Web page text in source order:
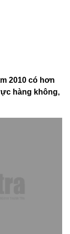
2010 có hơn
hàng không,